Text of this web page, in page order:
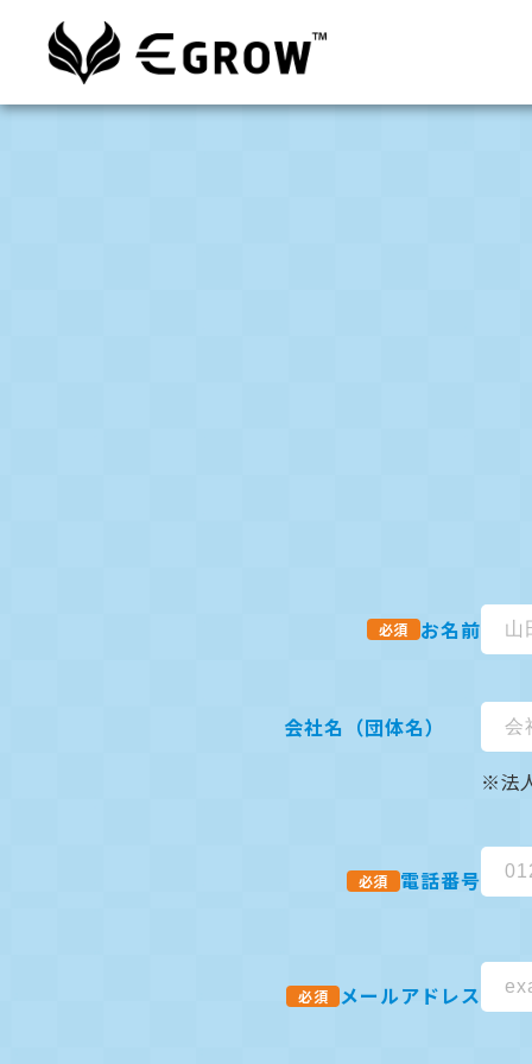
お名前
必須
会社名（団体名）
※法
電話番号
必須
メールアドレス
必須